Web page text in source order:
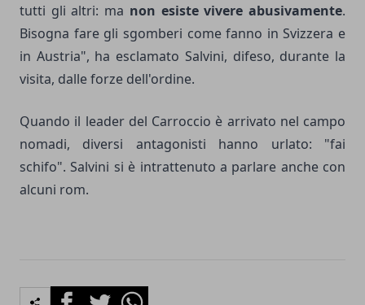
tutti gli altri: ma non esiste vivere abusivamente.
Bisogna fare gli sgomberi come fanno in Svizzera e
in Austria", ha esclamato Salvini, difeso, durante la
visita, dalle forze dell'ordine.
Quando il leader del Carroccio è arrivato nel campo
nomadi, diversi antagonisti hanno urlato: "fai
schifo". Salvini si è intrattenuto a parlare anche con
alcuni rom.
FacebookTwitterWhatsapp